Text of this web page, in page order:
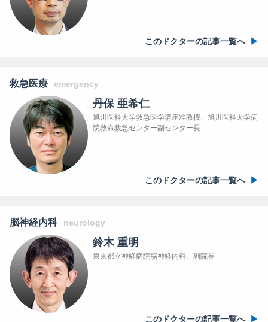
このドクターの記事一覧へ
救急医療 emergency
丹保 亜希仁
旭川医科大学救急医学講座准教授、旭川医科大学病
院救命救急センター副センター長
このドクターの記事一覧へ
脳神経内科 neurology
鈴木 重明
東京都立神経病院脳神経内科、副院長
このドクターの記事一覧へ